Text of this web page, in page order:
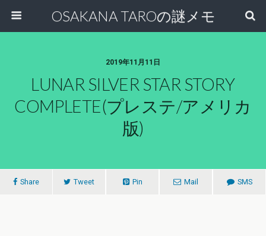
OSAKANA TAROの謎メモ
2019年11月11日
LUNAR SILVER STAR STORY
COMPLETE(プレステ/アメリカ
版)
Share Tweet Pin Mail SMS